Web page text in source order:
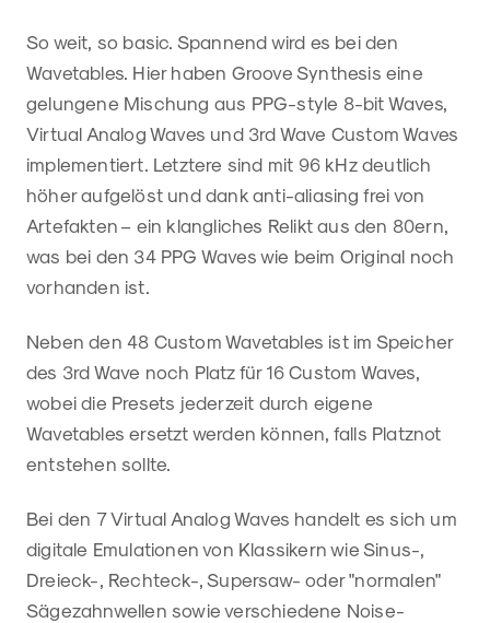
So weit, so basic. Spannend wird es bei den
Wavetables. Hier haben Groove Synthesis eine
gelungene Mischung aus PPG-style 8-bit Waves,
Virtual Analog Waves und 3rd Wave Custom Waves
implementiert. Letztere sind mit 96 kHz deutlich
höher aufgelöst und dank anti-aliasing frei von
Artefakten – ein klangliches Relikt aus den 80ern,
was bei den 34 PPG Waves wie beim Original noch
vorhanden ist.
Neben den 48 Custom Wavetables ist im Speicher
des 3rd Wave noch Platz für 16 Custom Waves,
wobei die Presets jederzeit durch eigene
Wavetables ersetzt werden können, falls Platznot
entstehen sollte.
Bei den 7 Virtual Analog Waves handelt es sich um
digitale Emulationen von Klassikern wie Sinus-,
Dreieck-, Rechteck-, Supersaw- oder "normalen"
Sägezahnwellen sowie verschiedene Noise-